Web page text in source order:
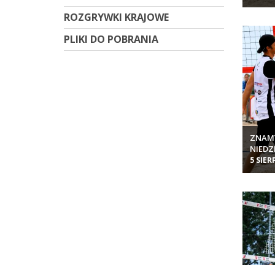
ROZGRYWKI KRAJOWE
PLIKI DO POBRANIA
5